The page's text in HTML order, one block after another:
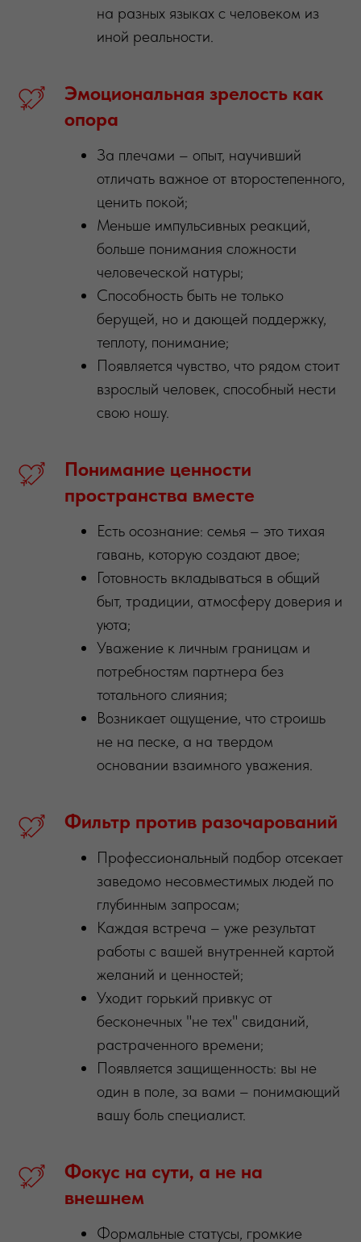
на разных языках с человеком из
иной реальности.
Эмоциональная зрелость как
опора
За плечами – опыт, научивший
отличать важное от второстепенного,
ценить покой;
Меньше импульсивных реакций,
больше понимания сложности
человеческой натуры;
Способность быть не только
берущей, но и дающей поддержку,
теплоту, понимание;
Появляется чувство, что рядом стоит
взрослый человек, способный нести
свою ношу.
Понимание ценности
пространства вместе
Есть осознание: семья – это тихая
гавань, которую создают двое;
Готовность вкладываться в общий
быт, традиции, атмосферу доверия и
уюта;
Уважение к личным границам и
потребностям партнера без
тотального слияния;
Возникает ощущение, что строишь
не на песке, а на твердом
основании взаимного уважения.
Фильтр против разочарований
Профессиональный подбор отсекает
заведомо несовместимых людей по
глубинным запросам;
Каждая встреча – уже результат
работы с вашей внутренней картой
желаний и ценностей;
Уходит горький привкус от
бесконечных "не тех" свиданий,
растраченного времени;
Появляется защищенность: вы не
один в поле, за вами – понимающий
вашу боль специалист.
Фокус на сути, а не на
внешнем
Формальные статусы, громкие